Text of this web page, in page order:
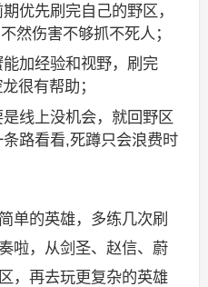
期优先刷完自己的野区，
然伤害不够抓不死人；
加经验和视野，刷完
很有帮助；
是线上没机会，就回野区
路看看,死蹲只会浪费时
单的英雄，多练几次刷
啦，从剑圣、赵信、蔚
，再去玩更复杂的英雄